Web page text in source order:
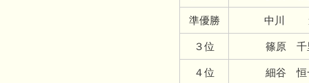
準優勝 中川
３位 篠原 千
４位 細谷 恒